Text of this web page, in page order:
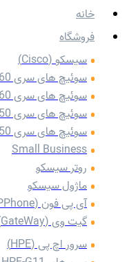
خانه
فروشگاه
سیسکو (Cisco)
سوئیچ های سری 2960
سوئیچ های سری 3560
سوئیچ های سری 3750
سوئیچ های سری 3850
Small Business
روتر سیسکو
ماژول سیسکو
آی پی فون (IPPhone)
گیت وی (GateWay)
سرور اچ پی (HPE)